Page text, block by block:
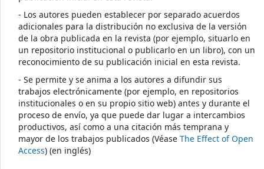
- Los autores pueden establecer por separado acuerdos
adicionales para la distribución no exclusiva de la versión
de la obra publicada en la revista (por ejemplo, situarlo en
un repositorio institucional o publicarlo en un libro), con un
reconocimiento de su publicación inicial en esta revista.
- Se permite y se anima a los autores a difundir sus
trabajos electrónicamente (por ejemplo, en repositorios
institucionales o en su propio sitio web) antes y durante el
proceso de envío, ya que puede dar lugar a intercambios
productivos, así como a una citación más temprana y
mayor de los trabajos publicados (Véase The Effect of Open
Access) (en inglés)